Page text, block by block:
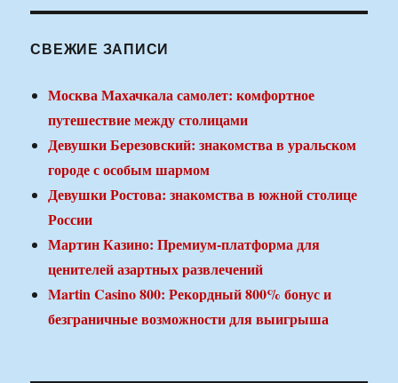
СВЕЖИЕ ЗАПИСИ
Москва Махачкала самолет: комфортное
путешествие между столицами
Девушки Березовский: знакомства в уральском
городе с особым шармом
Девушки Ростова: знакомства в южной столице
России
Мартин Казино: Премиум-платформа для
ценителей азартных развлечений
Martin Casino 800: Рекордный 800% бонус и
безграничные возможности для выигрыша